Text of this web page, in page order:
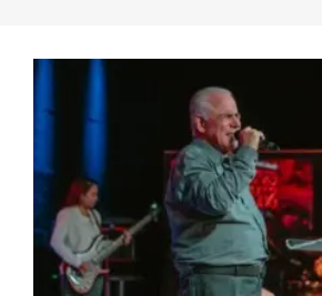
Apóstolo Jair de Oliveira
noite de avivamento